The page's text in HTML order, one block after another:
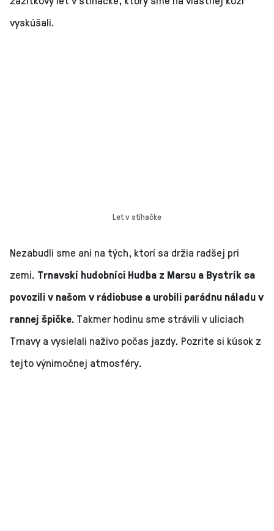
vyskúšali.
Let v stíhačke
Nezabudli sme ani na tých, ktorí sa držia radšej pri
zemi. Trnavskí hudobníci Hudba z Marsu a Bystrík sa
povozili v našom v rádiobuse a urobili parádnu náladu v
rannej špičke. Takmer hodinu sme strávili v uliciach
Trnavy a vysielali naživo počas jazdy. Pozrite si kúsok z
tejto výnimočnej atmosféry.